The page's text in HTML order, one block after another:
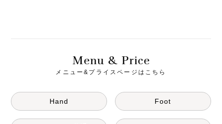
Menu & Price
メニュー&プライスページはこちら
Hand Foot